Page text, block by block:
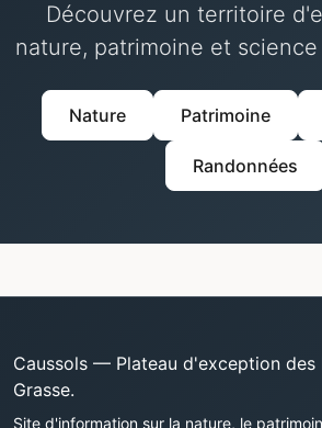
Découvrez un territoire
nature, patrimoine et
Nature Patrimoine
Randonnées
Caussols — Plateau d'exception des
Grasse.
Site d'information sur la nature, le